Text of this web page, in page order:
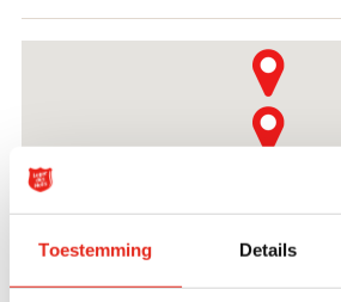
Toestemming Details